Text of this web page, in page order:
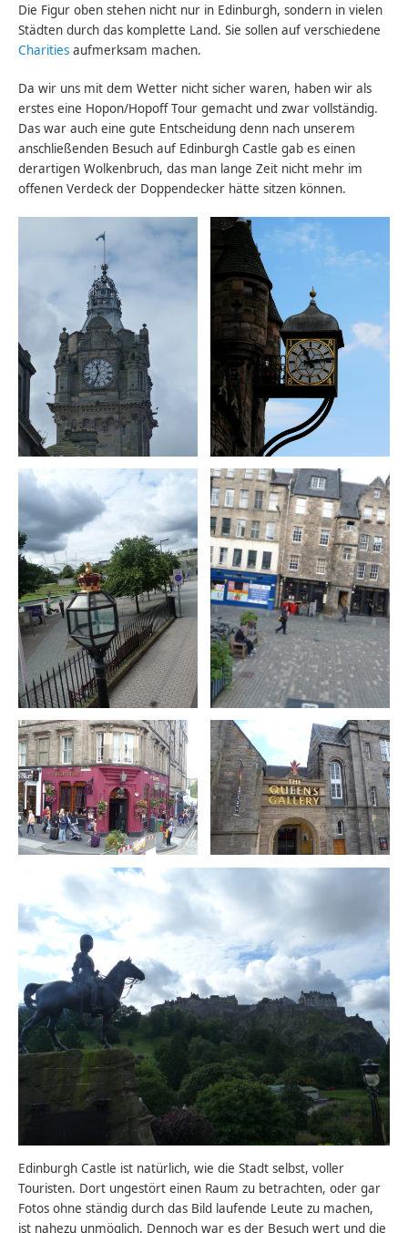
Die Figur oben stehen nicht nur in Edinburgh, sondern in vielen
Städten durch das komplette Land. Sie sollen auf verschiedene
Charitiesaufmerksam machen.
Da wir uns mit dem Wetter nicht sicher waren, haben wir als
erstes eine Hopon/Hopoff Tour gemacht und zwar vollständig.
Das war auch eine gute Entscheidung denn nach unserem
anschließenden Besuch auf Edinburgh Castle gab es einen
derartigen Wolkenbruch, das man lange Zeit nicht mehr im
offenen Verdeck der Doppendecker hätte sitzen können.
Edinburgh Castle ist natürlich, wie die Stadt selbst, voller
Touristen. Dort ungestört einen Raum zu betrachten, oder gar
Fotos ohne ständig durch das Bild laufende Leute zu machen,
ist nahezu unmöglich. Dennoch war es der Besuch wert und die